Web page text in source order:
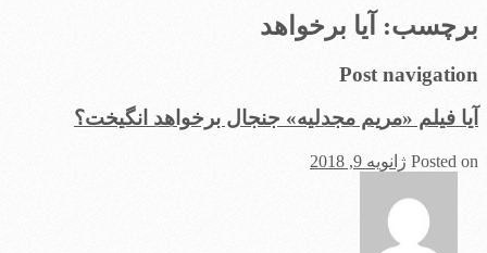
برچسب: آیا برخواهد
Post navigation
آیا فیلم «مریم مجدلیه» جنجال برخواهد انگیخت؟
Posted on ژانویه 9, 2018